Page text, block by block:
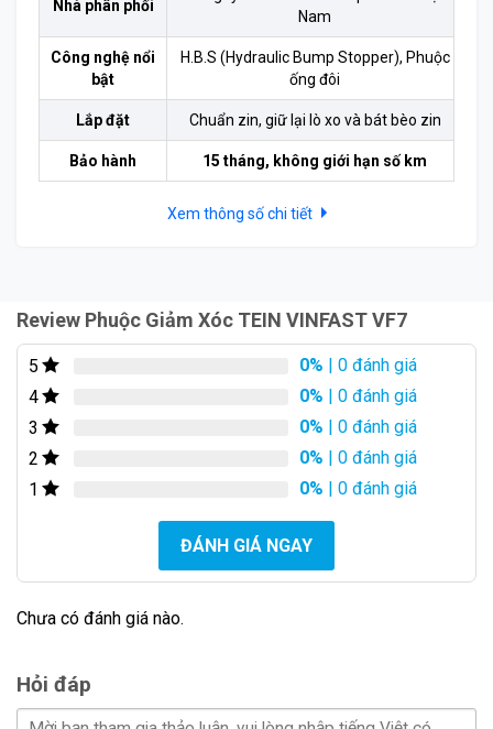
Trọn bộ 4 phuộc 13.000.000 VNĐ
Lẻ cặp trước 7.200.000 VNĐ
Lẻ cặp sau 5.800.000 VNĐ
Giá ưu đãi chính hãng Phuộc Giảm Xóc TEIN VINFAST
Toàn
Quá trình lắp đặt Phuộc Giảm Xóc TEIN VINFAST VF7
Nhà phân phối
Nam
Công nghệ nổi
bật
H.B.S (Hydraulic Bump Stopper), Phuộc
ống đôi
Lắp đặt Chuẩn zin, giữ lại lò xo và bát bèo zin
Bảo hành 15 tháng, không giới hạn số km
Xem thông số chi tiết
Review Phuộc Giảm Xóc TEIN VINFAST VF7
5 0% | 0 đánh giá
4
0% | 0 đánh giá
3
0% | 0 đánh giá
2
0% | 0 đánh giá
1
0% | 0 đánh giá
ĐÁNH GIÁ NGAY
Chưa có đánh giá nào.
Hỏi đáp